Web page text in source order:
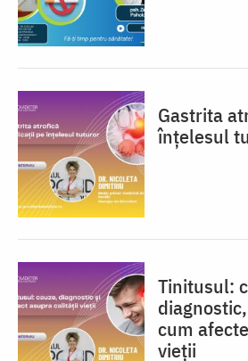
Gastrita
înțelesul
Tinitusul:
cum
vieții